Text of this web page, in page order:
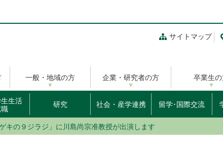
サイトマップ
一般・地域の方 企業・研究者の方 卒業生
生活
職
研究 社会・産学連携 留学･国際交流
キの９ジラジ」に川島尚宗准教授が出演します